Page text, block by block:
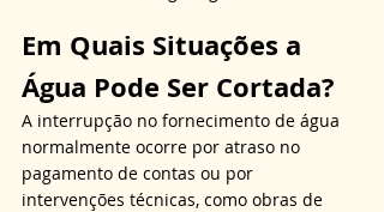
Em Quais Situações a
Água Pode Ser Cortada?
A interrupção no fornecimento de água
normalmente ocorre por atraso no
pagamento de contas ou por
intervenções técnicas, como obras de